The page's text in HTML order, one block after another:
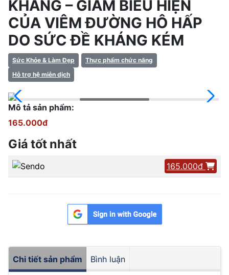
KHÁNG – GIẢM BIỂU HIỆN
CỦA VIÊM ĐƯỜNG HÔ HẤP
DO SỨC ĐỀ KHÁNG KÉM
Sức Khỏe & Làm Đẹp
Thực phẩm chức năng
Hỗ trợ hệ miễn dịch
Mô tả sản phẩm:
165.000đ
Giá tốt nhất
165.000đ
Chi tiết sản phẩm Bình luận